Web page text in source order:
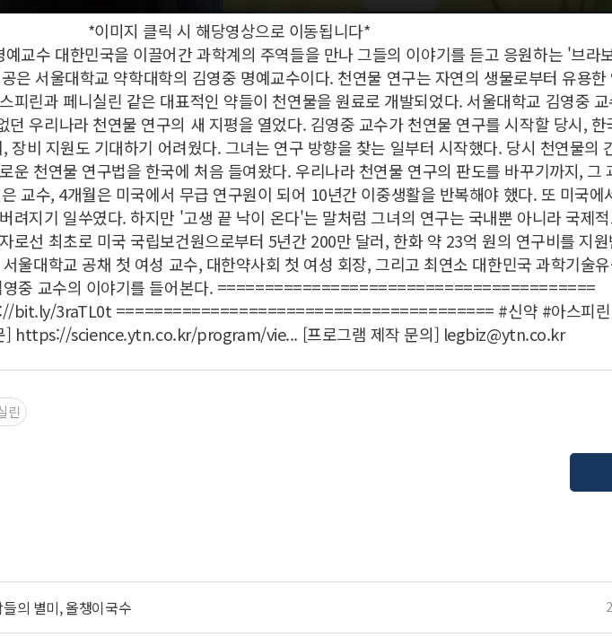
*이미지 클릭 시 해당영상으로 이동됩니다*
교수 대한민국을 이끌어간 과학계의 주역들을 만나 그들의 이야기를 듣고 응원하는 '브라
은 서울대학교 약학대학의 김영중 명예교수이다. 천연물 연구는 자연의 생물로부터 유용한
피린과 페니실린 같은 대표적인 약들이 천연물을 원료로 개발되었다. 서울대학교 김영중
던 우리나라 천연물 연구의 새 지평을 열었다. 김영중 교수가 천연물 연구를 시작할 당시, 한
장비 지원도 기대하기 어려웠다. 그녀는 연구 방향을 찾는 일부터 시작했다. 당시 천연물의
운 천연물 연구법을 한국에 처음 들여왔다. 우리나라 천연물 연구의 판도를 바꾸기까지, 그
교수, 4개월은 미국에서 무급 연구원이 되어 10년간 이중생활을 반복해야 했다. 또 미국에
려지기 일쑤였다. 하지만 '고생 끝 낙이 온다'는 말처럼 그녀의 연구는 국내뿐 아니라 국제
로선 최초로 미국 국립보건원으로부터 5년간 200만 달러, 한화 약 23억 원의 연구비를 지
울대학교 공채 첫 여성 교수, 대한약사회 첫 여성 회장, 그리고 최연소 대한민국 과학기술
영중 교수의 이야기를 들어본다. ========================================
bit.ly/3raTL0t ======================================== #신약 #아스피린
] https://science.ytn.co.kr/program/vie... [프로그램 제작 문의] legbiz@ytn.co.kr
린
의 별미, 올챙이국수